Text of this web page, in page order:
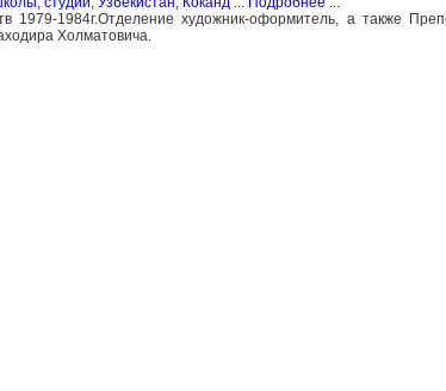
1979-1984г.Отделение художник-оформитель, а также
Холматовича.